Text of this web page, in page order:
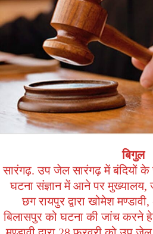
बिगुल
सारंगढ़. उप जेल सारंगढ़ में बंदियों के
घटना संज्ञान में आने पर मुख्यालय,
छग रायपुर द्वारा खोमेश
बिलासपुर को घटना की जांच करने